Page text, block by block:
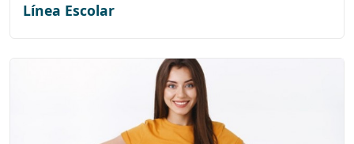
Línea Escolar